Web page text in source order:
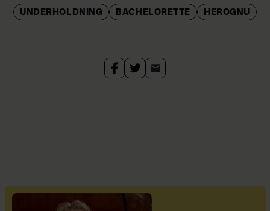
UNDERHOLDNING BACHELORETTE HEROGNU